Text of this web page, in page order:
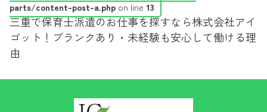
parts/content-post-a.php on line 13
三重で保育士派遣のお仕事を探すなら株式会社アイ
ゴット！ブランクあり・未経験も安心して働ける理
由